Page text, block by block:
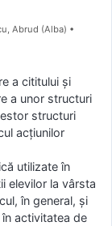
Abrud (Alba) •
a cititului şi
a unor structuri
structuri
acţiunilor
utilizate în
elevilor la vârsta
în general, şi
activitatea de